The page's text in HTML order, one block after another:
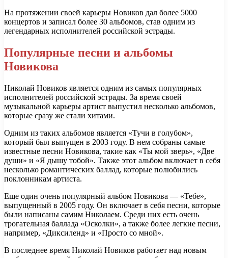
На протяжении своей карьеры Новиков дал более 5000
концертов и записал более 30 альбомов, став одним из
легендарных исполнителей российской эстрады.
Популярные песни и альбомы
Новикова
Николай Новиков является одним из самых популярных
исполнителей российской эстрады. За время своей
музыкальной карьеры артист выпустил несколько альбомов,
которые сразу же стали хитами.
Одним из таких альбомов является «Тучи в голубом»,
который был выпущен в 2003 году. В нем собраны самые
известные песни Новикова, такие как «Ты мой зверь», «Две
души» и «Я дышу тобой». Также этот альбом включает в себя
несколько романтических баллад, которые полюбились
поклонникам артиста.
Еще один очень популярный альбом Новикова — «Тебе»,
выпущенный в 2005 году. Он включает в себя песни, которые
были написаны самим Николаем. Среди них есть очень
трогательная баллада «Осколки», а также более легкие песни,
например, «Диксиленд» и «Просто со мной».
В последнее время Николай Новиков работает над новым